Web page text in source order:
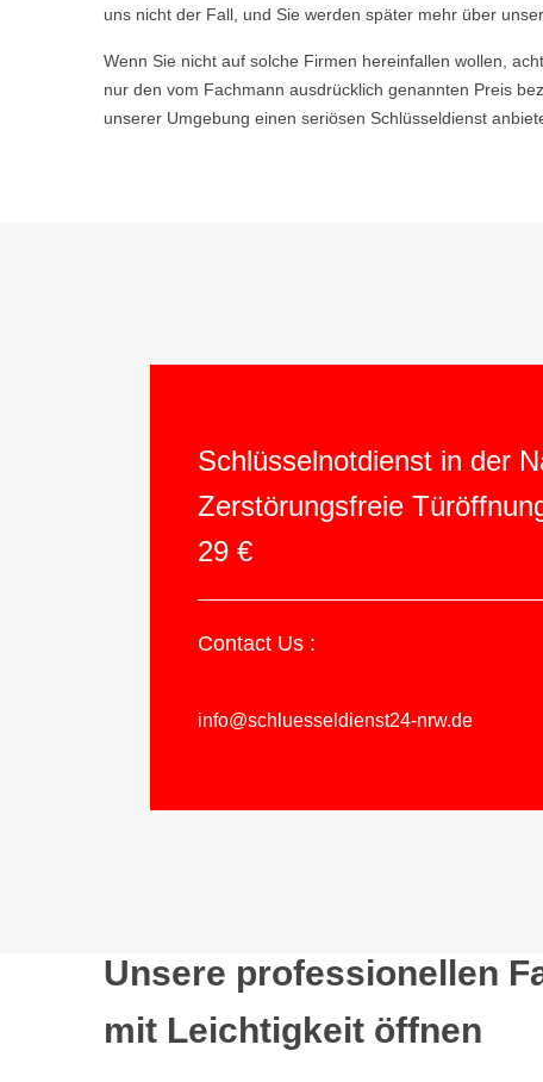
uns nicht der Fall, und Sie werden später mehr über
Wenn Sie nicht auf solche Firmen hereinfallen wollen,
nur den vom Fachmann ausdrücklich genannten Preis
unserer Umgebung einen seriösen Schlüsseldienst
Schlüsselnotdienst in der
Zerstörungsfreie
29 €
Contact Us :
info@schluesseldienst24-nrw.de
Unsere professionellen
mit Leichtigkeit öffnen